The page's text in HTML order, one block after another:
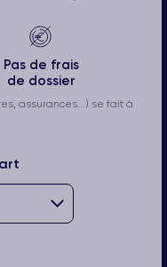
Pas de frais
de dossier
assurances...) se fait à